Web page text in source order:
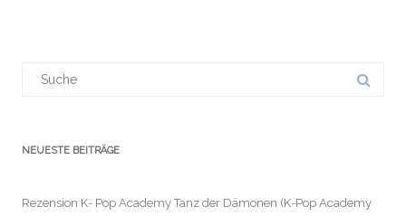
NEUESTE BEITRÄGE
Rezension K- Pop Academy Tanz der Dämonen (K-Pop Academy